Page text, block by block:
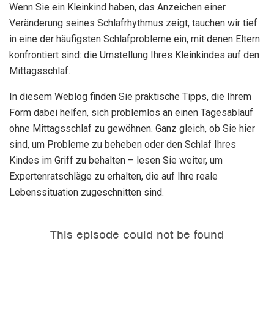
Wenn Sie ein Kleinkind haben, das Anzeichen einer
Veränderung seines Schlafrhythmus zeigt, tauchen wir tief
in eine der häufigsten Schlafprobleme ein, mit denen Eltern
konfrontiert sind: die Umstellung Ihres Kleinkindes auf den
Mittagsschlaf.
In diesem Weblog finden Sie praktische Tipps, die Ihrem
Form dabei helfen, sich problemlos an einen Tagesablauf
ohne Mittagsschlaf zu gewöhnen. Ganz gleich, ob Sie hier
sind, um Probleme zu beheben oder den Schlaf Ihres
Kindes im Griff zu behalten – lesen Sie weiter, um
Expertenratschläge zu erhalten, die auf Ihre reale
Lebenssituation zugeschnitten sind.